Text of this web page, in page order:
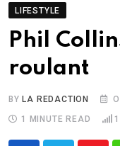
LIFESTYLE
Phil
roulant
BYLA REDACTION
1 MINUTE READ